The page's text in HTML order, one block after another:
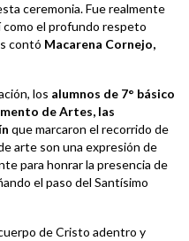
ceremonia. Fue realmente
como el profundo respeto
contó Macarena Cornejo,
los alumnos de 7° básico
de Artes, las
que marcaron el recorrido de
arte son una expresión de
para honrar la presencia de
el paso del Santísimo
de Cristo adentro y